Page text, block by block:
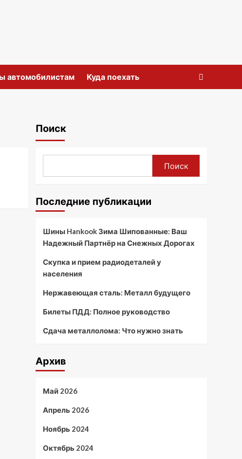
автомобилистам Куда поехать
Поиск
Поиск
Последние публикации
Шины Hankook Зима Шипованные: Ваш
Надежный Партнёр на Снежных Дорогах
Скупка и прием радиодеталей у
населения
Нержавеющая сталь: Металл будущего
Билеты ПДД: Полное руководство
Сдача металлолома: Что нужно знать
Архив
Май 2026
Апрель 2026
Ноябрь 2024
Октябрь 2024